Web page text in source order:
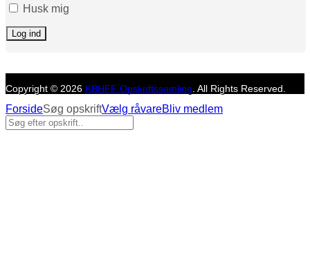
Husk mig
Copyright © 2026 KBHFF Opskriftssamling . All Rights Reserved.
ForsideSøg opskriftVælg råvareBliv medlem